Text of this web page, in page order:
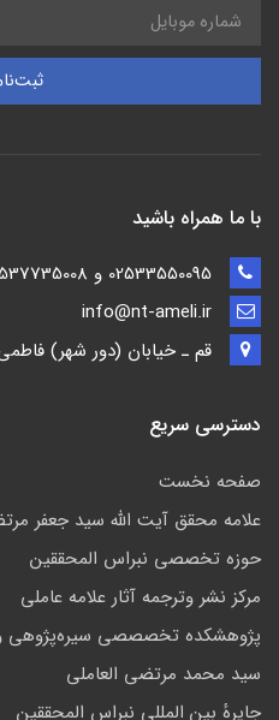
با ما همراه باشید
قم ـ خيابان (دور شهر) فاطمي كوچه
دسترسی سریع
صفحه نخست
علامه محقق آیت الله سید جعفر
حوزه تخصصی نبراس المحققین
مركز نشر وترجمه آثار علامه عاملی
پژوهشكده تخصصصى سیره‌پژوهی
سید محمد مرتضی العاملی
جايرهٔ بین المللی نبراس المحققین